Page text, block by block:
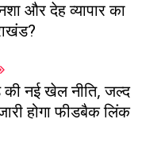
और देह व्यापार का
की नई खेल नीति, जल्द
होगा फीडबैक लिंक